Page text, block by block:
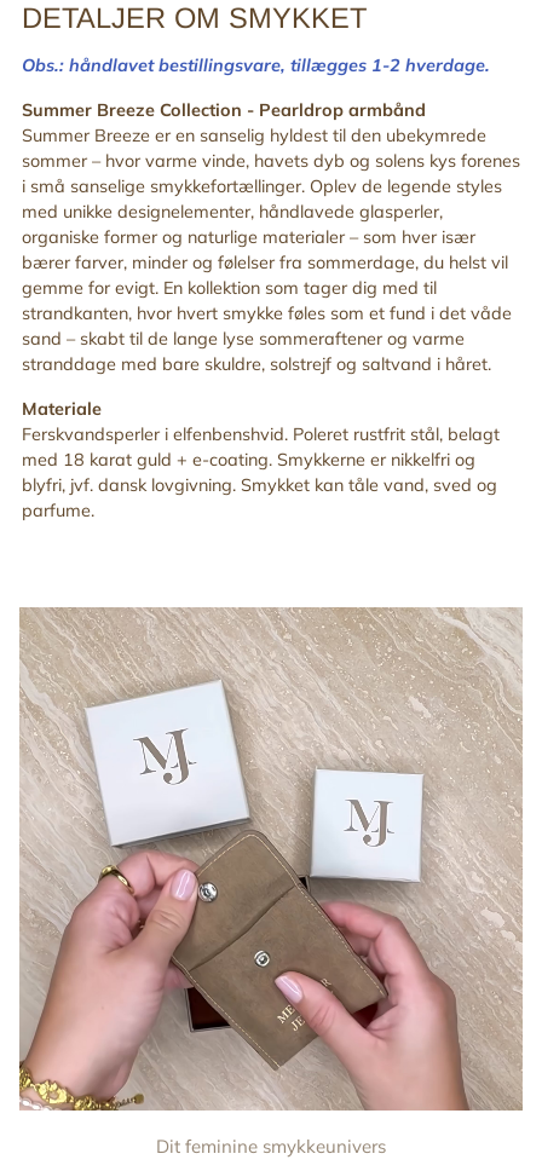
Tilføj
til
din
indkøbskurv
DETALJER OM SMYKKET
Obs.: håndlavet bestillingsvare, tillægges 1-2 hverdage.
Summer Breeze Collection - Pearldrop armbånd
Summer Breeze er en sanselig hyldest til den ubekymrede
sommer – hvor varme vinde, havets dyb og solens kys forenes
i små sanselige smykkefortællinger. Oplev de legende styles
med unikke designelementer, håndlavede glasperler,
organiske former og naturlige materialer – som hver især
bærer farver, minder og følelser fra sommerdage, du helst vil
gemme for evigt. En kollektion som tager dig med til
strandkanten, hvor hvert smykke føles som et fund i det våde
sand – skabt til de lange lyse sommeraftener og varme
stranddage med bare skuldre, solstrejf og saltvand i håret.
Materiale
Ferskvandsperler i elfenbenshvid. Poleret rustfrit stål, belagt
med 18 karat guld + e-coating. Smykkerne er nikkelfri og
blyfri, jvf. dansk lovgivning. Smykket kan tåle vand, sved og
parfume.
Dit feminine smykkeunivers